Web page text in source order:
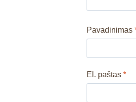
Pavadinimas
El. paštas*